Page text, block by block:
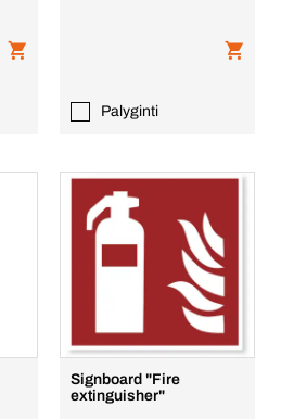
Palyginti
Signboard "Fire
extinguisher"